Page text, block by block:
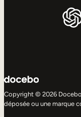
Copyright © 2026
déposée ou une marque